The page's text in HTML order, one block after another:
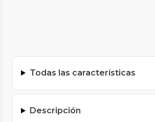
Todas las características
Descripción